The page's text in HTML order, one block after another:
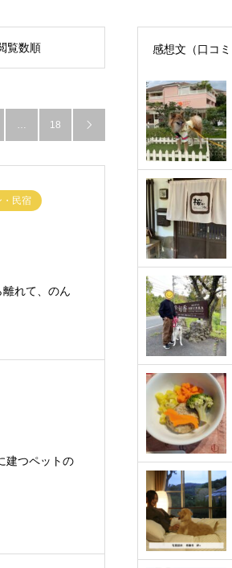
覧数順
… 18 
・民宿
れて、のん
建つペットの
感想文（口コミ